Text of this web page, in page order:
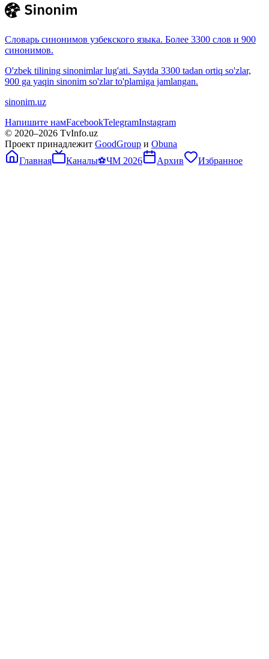
Словарь синонимов узбекского языка. Более 3300 слов и 900
синонимов.
O'zbek tilining sinonimlar lug'ati. Saytda 3300 tadan ortiq so'zlar,
900 ga yaqin sinonim so'zlar to'plamiga jamlangan.
sinonim.uz
Напишите намFacebookTelegramInstagram
© 2020–2026 TvInfo.uz
Проект принадлежит GoodGroup и Obuna
Главная
Каналы⚽ЧМ 2026 Архив Избранное